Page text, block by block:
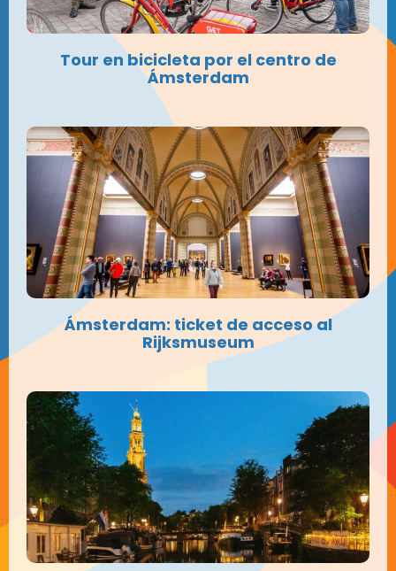
Tour en bicicleta por el centro de
Ámsterdam
Ámsterdam: ticket de acceso al
Rijksmuseum